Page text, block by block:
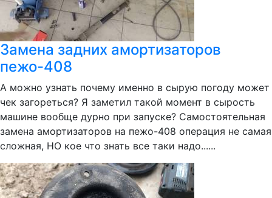
Замена задних амортизаторов
пежо-408
А можно узнать почему именно в сырую погоду может
чек загореться? Я заметил такой момент в сырость
машине вообще дурно при запуске? Самостоятельная
замена амортизаторов на пежо-408 операция не самая
сложная, НО кое что знать все таки надо......